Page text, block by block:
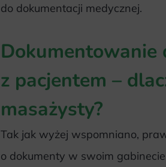
do dokumentacji medycznej.
Dokumentowanie
z pacjentem –
masażysty?
Tak jak wyżej wspomniano,
o dokumenty w swoim